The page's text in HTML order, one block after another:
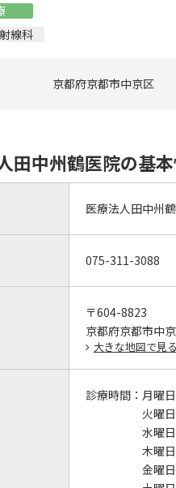
線科
京都府京都市中京区
田中州鶴医院の基
医療法人田中州
075-311-3088
〒604-8823
京都府京都市中
大きな地図で見る
診療時間： 月曜
火曜
水曜
木曜
金曜